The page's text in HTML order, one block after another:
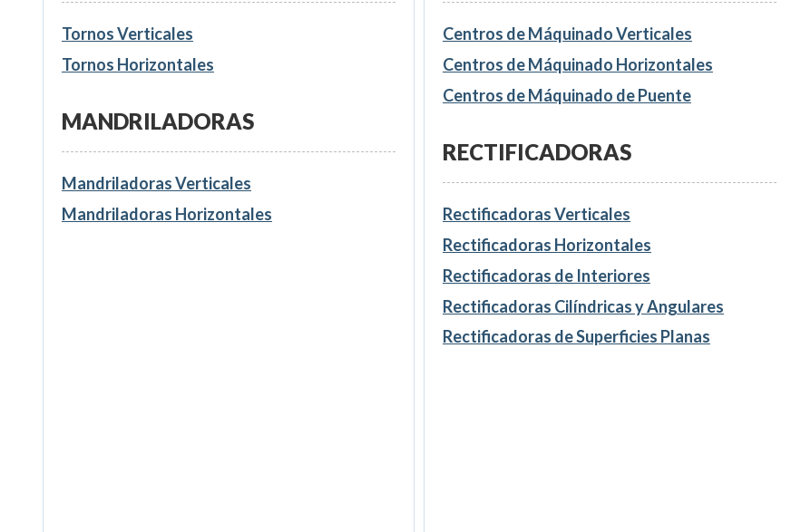
Tornos Verticales
Tornos Horizontales
MANDRILADORAS
Mandriladoras Verticales
Mandriladoras Horizontales
Centros de Máquinado Verticales
Centros de Máquinado Horizontales
Centros de Máquinado de Puente
RECTIFICADORAS
Rectificadoras Verticales
Rectificadoras Horizontales
Rectificadoras de Interiores
Rectificadoras Cilíndricas y Angulares
Rectificadoras de Superficies Planas